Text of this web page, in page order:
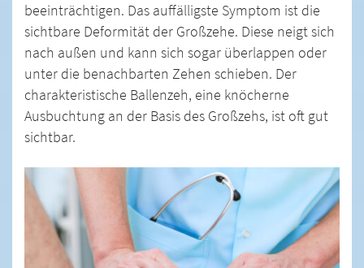
beeinträchtigen. Das auffälligste Symptom ist die
sichtbare Deformität der Großzehe. Diese neigt sich
nach außen und kann sich sogar überlappen oder
unter die benachbarten Zehen schieben. Der
charakteristische Ballenzeh, eine knöcherne
Ausbuchtung an der Basis des Großzehs, ist oft gut
sichtbar.